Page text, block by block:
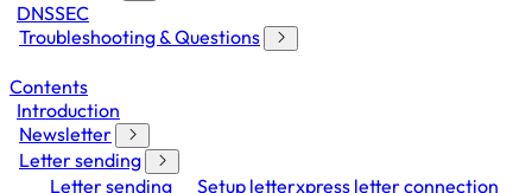
DNSSEC
Troubleshooting & Questions
Contents
Introduction
Newsletter
Letter sending
Letter sending
Setup letterxpress letter connection